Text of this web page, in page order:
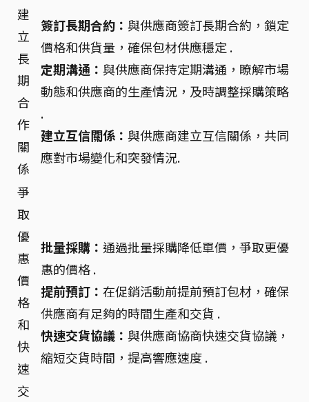
建
立
長
期
合
作
關
係
簽訂長期合約： 與供應商簽訂長期合約，鎖定
價格和供貨量，確保包材供應穩定 .
定期溝通： 與供應商保持定期溝通，瞭解市場
動態和供應商的生產情況，及時調整採購策略
.
建立互信關係： 與供應商建立互信關係，共同
應對市場變化和突發情況.
爭
取
優
惠
價
格
和
快
速
交
批量採購： 通過批量採購降低單價，爭取更優
惠的價格 .
提前預訂： 在促銷活動前提前預訂包材，確保
供應商有足夠的時間生產和交貨 .
快速交貨協議： 與供應商協商快速交貨協議，
縮短交貨時間，提高響應速度 .